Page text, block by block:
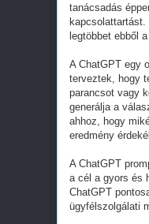
tanácsadás
legtöbbet ebből
A ChatGPT egy
terveztek, hogy
parancsot vagy
generálja a
ahhoz, hogy
eredmény
A ChatGPT
a cél a gyors és
ChatGPT
ügyfélszolgálati